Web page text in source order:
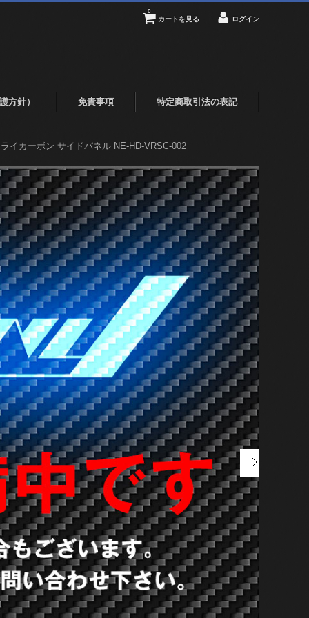
カートを見る
0
ログイン
方針） 免責事項 特定商取引法の表記
イカーボン サイドパネル NE-HD-VRSC-002